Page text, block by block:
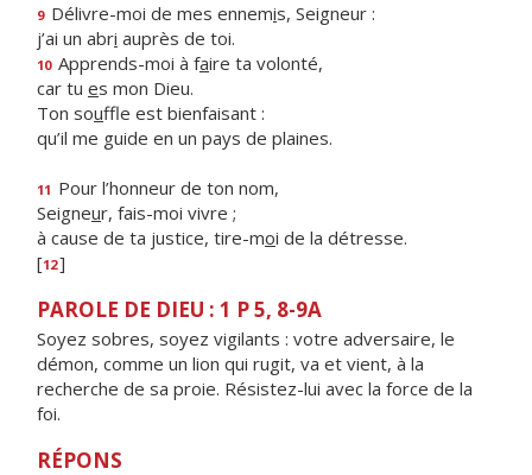
9 Délivre-moi de mes ennemis, Seigneur :
j’ai un abri auprès de toi.
10 Apprends-moi à faire ta volonté,
car tu es mon Dieu.
Ton souffle est bienfaisant :
qu’il me guide en un pays de plaines.
11 Pour l’honneur de ton nom,
Seigneur, fais-moi vivre ;
à cause de ta justice, tire-moi de la détresse.
[12]
PAROLE DE DIEU : 1 P 5, 8-9A
Soyez sobres, soyez vigilants : votre adversaire, le
démon, comme un lion qui rugit, va et vient, à la
recherche de sa proie. Résistez-lui avec la force de la
foi.
RÉPONS